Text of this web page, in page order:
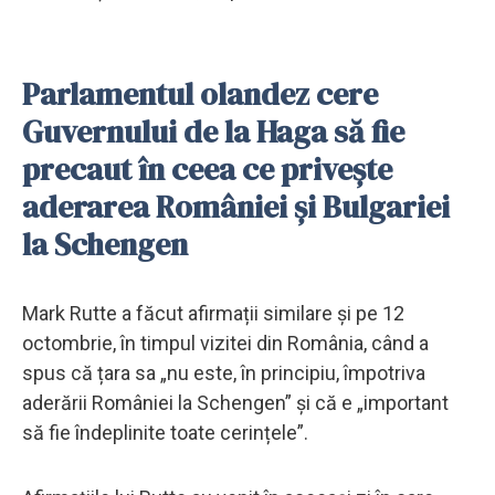
Parlamentul olandez cere
Guvernului de la Haga să fie
precaut în ceea ce priveşte
aderarea României şi Bulgariei
la Schengen
Mark Rutte a făcut afirmații similare și pe 12
octombrie, în timpul vizitei din România, când a
spus că țara sa „nu este, în principiu, împotriva
aderării României la Schengen” și că e „important
să fie îndeplinite toate cerințele”.